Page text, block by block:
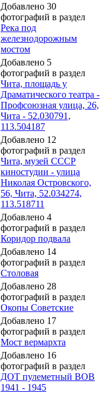
Добавлено 30
фотографий в раздел
Река под
железнодорожным
мостом
Добавлено 5
фотографий в раздел
Чита, площадь у
Драматического театра -
Профсоюзная улица, 26,
Чита - 52.030791,
113.504187
Добавлено 12
фотографий в раздел
Чита, музей СССР
киностудии - улица
Николая Островского,
56, Чита, 52.034274,
113.518711
Добавлено 4
фотографий в раздел
Коридор подвала
Добавлено 14
фотографий в раздел
Столовая
Добавлено 28
фотографий в раздел
Окопы Советские
Добавлено 17
фотографий в раздел
Мост вермархта
Добавлено 16
фотографий в раздел
ДОТ пулеметный ВОВ
1941 - 1945